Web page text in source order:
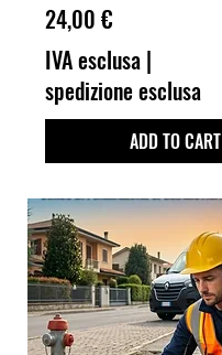
Prezzo
24,00 €
IVA esclusa |
spedizione esclusa
ADD TO CART